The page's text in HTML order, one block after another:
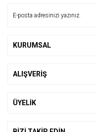
KURUMSAL
ALIŞVERİŞ
ÜYELİK